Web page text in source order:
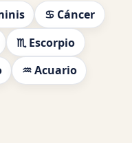
♋ Cáncer
♏ Escorpio
♒ Acuario